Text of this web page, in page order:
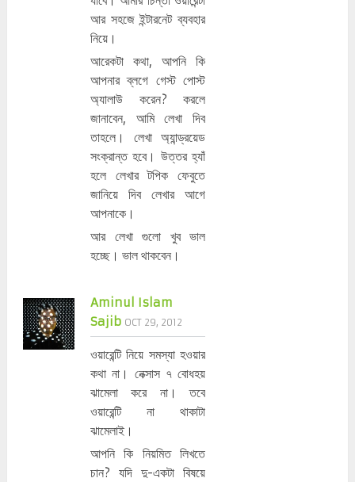
আর সহজে ইন্টারনেট ব্যবহার
নিয়ে।
আরেকটা কথা, আপনি কি
আপনার ব্লগে গেস্ট পোস্ট
অ্যালাউ করেন? করলে
জানাবেন, আমি লেখা দিব
তাহলে। লেখা অ্যান্ড্রয়েড
সংক্রান্ত হবে। উত্তর হ্যাঁ
হলে লেখার টপিক ফেবুতে
জানিয়ে দিব লেখার আগে
আপনাকে।
আর লেখা গুলো খুব ভাল
হচ্ছে। ভাল থাকবেন।
Aminul Islam
Sajib OCT 29, 2012
ওয়ারেন্টি নিয়ে সমস্যা হওয়ার
কথা না। নেক্সাস ৭ বোধহয়
ঝামেলা করে না। তবে
ওয়ারেন্টি না থাকাটা
ঝামেলাই।
আপনি কি নিয়মিত লিখতে
চান? যদি দু-একটা বিষয়ে